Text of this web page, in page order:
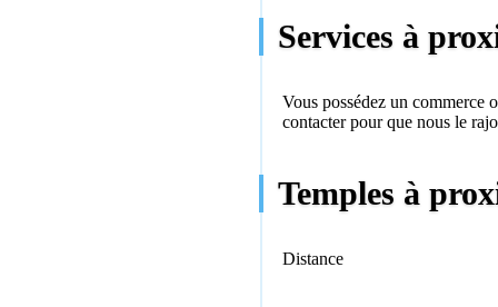
Services à
Vous possédez un commerce
contacterpour que nous le
Temples à
Distance